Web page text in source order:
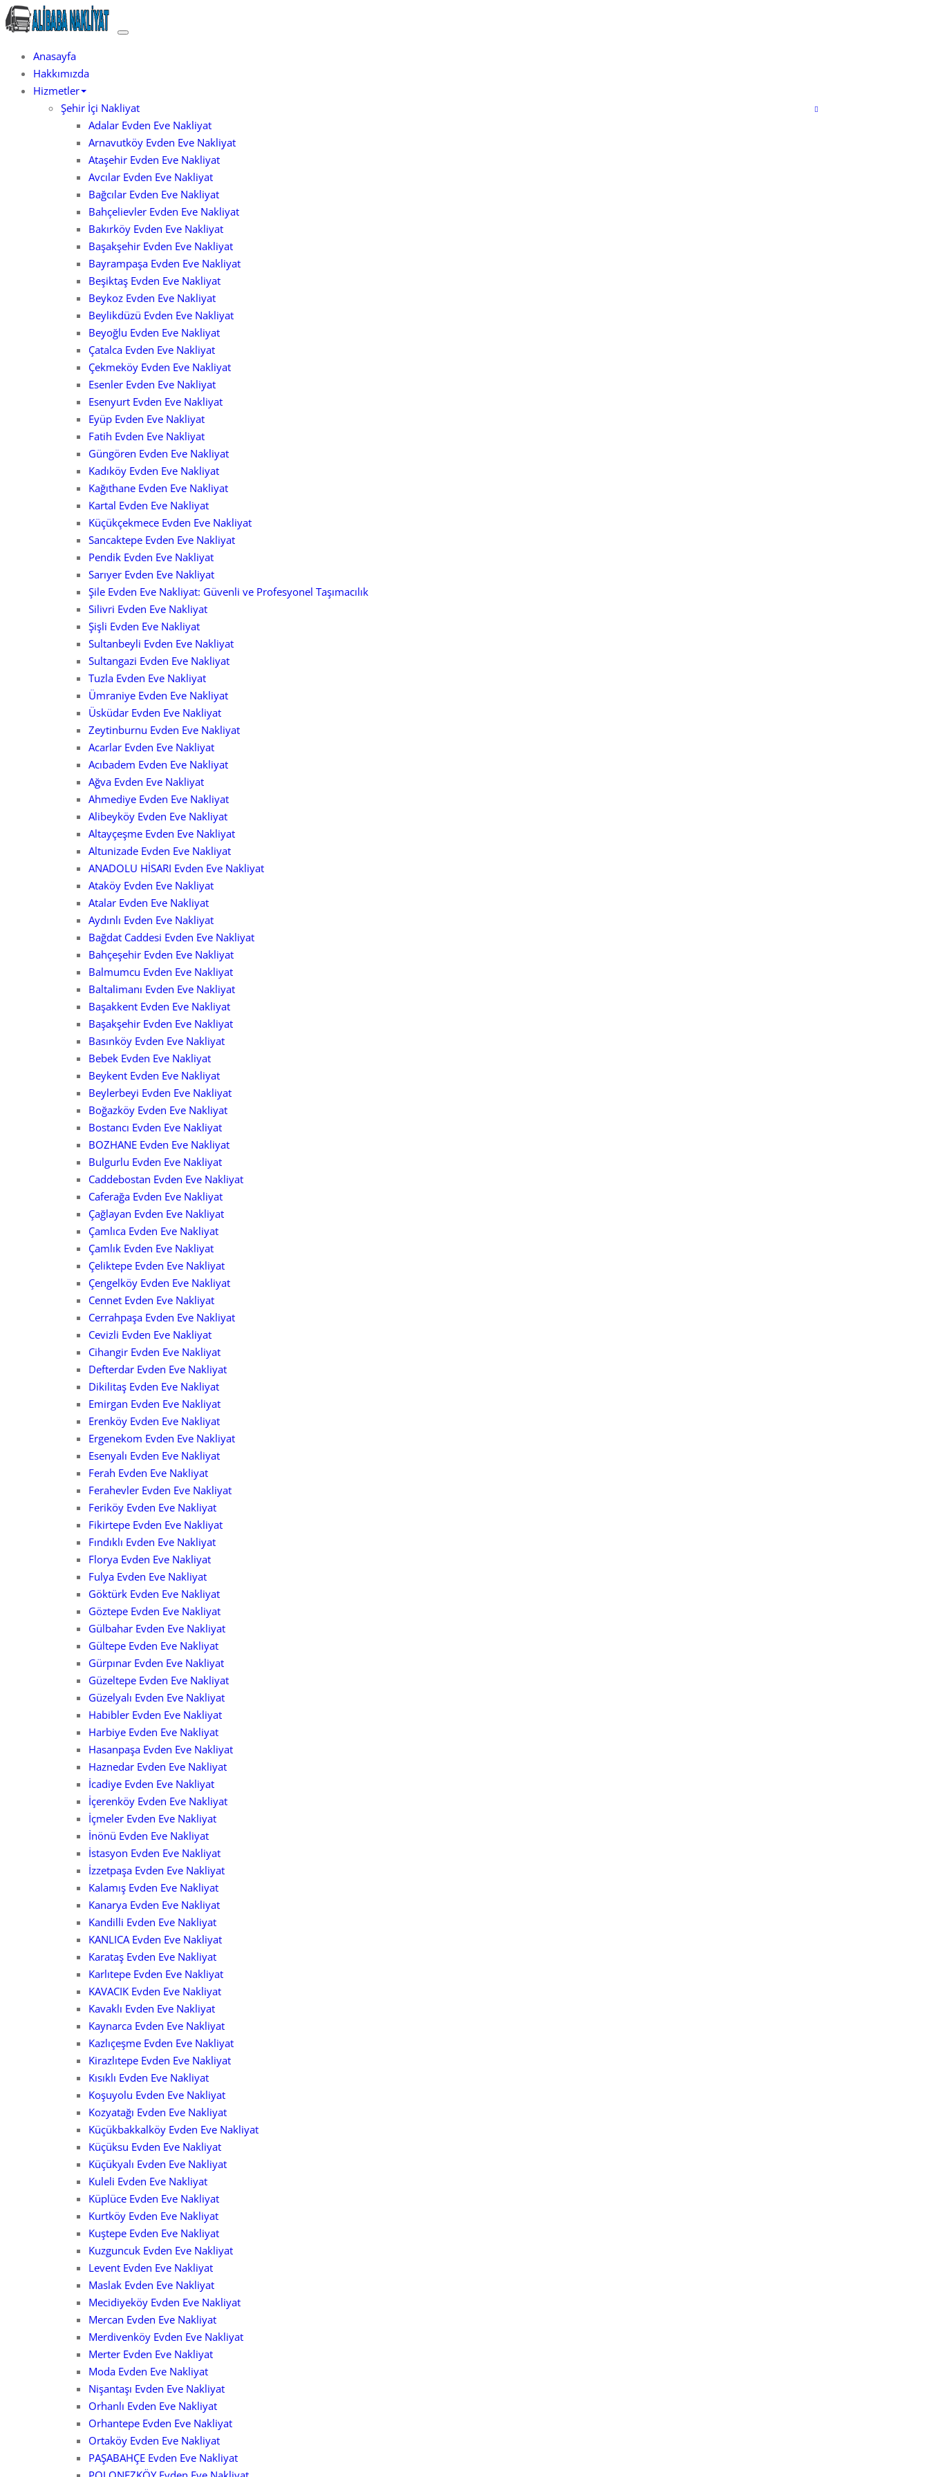
Skip
to
İstanbul Evden Eve Nakliyat
Anasayfa
Hakkımızda
Hizmetler
Şehir İçi Nakliyat
Adalar Evden Eve Nakliyat
Arnavutköy Evden Eve Nakliyat
Ataşehir Evden Eve Nakliyat
Avcılar Evden Eve Nakliyat
Bağcılar Evden Eve Nakliyat
Bahçelievler Evden Eve Nakliyat
Bakırköy Evden Eve Nakliyat
Başakşehir Evden Eve Nakliyat
Bayrampaşa Evden Eve Nakliyat
Beşiktaş Evden Eve Nakliyat
Beykoz Evden Eve Nakliyat
Beylikdüzü Evden Eve Nakliyat
Beyoğlu Evden Eve Nakliyat
Çatalca Evden Eve Nakliyat
Çekmeköy Evden Eve Nakliyat
Esenler Evden Eve Nakliyat
Esenyurt Evden Eve Nakliyat
Eyüp Evden Eve Nakliyat
Fatih Evden Eve Nakliyat
Güngören Evden Eve Nakliyat
Kadıköy Evden Eve Nakliyat
Kağıthane Evden Eve Nakliyat
Kartal Evden Eve Nakliyat
Küçükçekmece Evden Eve Nakliyat
Sancaktepe Evden Eve Nakliyat
Pendik Evden Eve Nakliyat
Sarıyer Evden Eve Nakliyat
Şile Evden Eve Nakliyat: Güvenli ve Profesyonel Taşımacılık
Silivri Evden Eve Nakliyat
Şişli Evden Eve Nakliyat
Sultanbeyli Evden Eve Nakliyat
Sultangazi Evden Eve Nakliyat
Tuzla Evden Eve Nakliyat
Ümraniye Evden Eve Nakliyat
Üsküdar Evden Eve Nakliyat
Zeytinburnu Evden Eve Nakliyat
Acarlar Evden Eve Nakliyat
Acıbadem Evden Eve Nakliyat
Ağva Evden Eve Nakliyat
Ahmediye Evden Eve Nakliyat
Alibeyköy Evden Eve Nakliyat
Altayçeşme Evden Eve Nakliyat
Altunizade Evden Eve Nakliyat
ANADOLU HİSARI Evden Eve Nakliyat
Ataköy Evden Eve Nakliyat
Atalar Evden Eve Nakliyat
Aydınlı Evden Eve Nakliyat
Bağdat Caddesi Evden Eve Nakliyat
Bahçeşehir Evden Eve Nakliyat
Balmumcu Evden Eve Nakliyat
Baltalimanı Evden Eve Nakliyat
Başakkent Evden Eve Nakliyat
Başakşehir Evden Eve Nakliyat
Basınköy Evden Eve Nakliyat
Bebek Evden Eve Nakliyat
Beykent Evden Eve Nakliyat
Beylerbeyi Evden Eve Nakliyat
Boğazköy Evden Eve Nakliyat
Bostancı Evden Eve Nakliyat
BOZHANE Evden Eve Nakliyat
Bulgurlu Evden Eve Nakliyat
Caddebostan Evden Eve Nakliyat
Caferağa Evden Eve Nakliyat
Çağlayan Evden Eve Nakliyat
Çamlıca Evden Eve Nakliyat
Çamlık Evden Eve Nakliyat
Çeliktepe Evden Eve Nakliyat
Çengelköy Evden Eve Nakliyat
Cennet Evden Eve Nakliyat
Cerrahpaşa Evden Eve Nakliyat
Cevizli Evden Eve Nakliyat
Cihangir Evden Eve Nakliyat
Defterdar Evden Eve Nakliyat
Dikilitaş Evden Eve Nakliyat
Emirgan Evden Eve Nakliyat
Erenköy Evden Eve Nakliyat
Ergenekom Evden Eve Nakliyat
Esenyalı Evden Eve Nakliyat
Ferah Evden Eve Nakliyat
Ferahevler Evden Eve Nakliyat
Feriköy Evden Eve Nakliyat
Fikirtepe Evden Eve Nakliyat
Fındıklı Evden Eve Nakliyat
Florya Evden Eve Nakliyat
Fulya Evden Eve Nakliyat
Göktürk Evden Eve Nakliyat
Göztepe Evden Eve Nakliyat
Gülbahar Evden Eve Nakliyat
Gültepe Evden Eve Nakliyat
Gürpınar Evden Eve Nakliyat
Güzeltepe Evden Eve Nakliyat
Güzelyalı Evden Eve Nakliyat
Habibler Evden Eve Nakliyat
Harbiye Evden Eve Nakliyat
Hasanpaşa Evden Eve Nakliyat
Haznedar Evden Eve Nakliyat
İcadiye Evden Eve Nakliyat
İçerenköy Evden Eve Nakliyat
İçmeler Evden Eve Nakliyat
İnönü Evden Eve Nakliyat
İstasyon Evden Eve Nakliyat
İzzetpaşa Evden Eve Nakliyat
Kalamış Evden Eve Nakliyat
Kanarya Evden Eve Nakliyat
Kandilli Evden Eve Nakliyat
KANLICA Evden Eve Nakliyat
Karataş Evden Eve Nakliyat
Karlıtepe Evden Eve Nakliyat
KAVACIK Evden Eve Nakliyat
Kavaklı Evden Eve Nakliyat
Kaynarca Evden Eve Nakliyat
Kazlıçeşme Evden Eve Nakliyat
Kirazlıtepe Evden Eve Nakliyat
Kısıklı Evden Eve Nakliyat
Koşuyolu Evden Eve Nakliyat
Kozyatağı Evden Eve Nakliyat
Küçükbakkalköy Evden Eve Nakliyat
Küçüksu Evden Eve Nakliyat
Küçükyalı Evden Eve Nakliyat
Kuleli Evden Eve Nakliyat
Küplüce Evden Eve Nakliyat
Kurtköy Evden Eve Nakliyat
Kuştepe Evden Eve Nakliyat
Kuzguncuk Evden Eve Nakliyat
Levent Evden Eve Nakliyat
Maslak Evden Eve Nakliyat
Mecidiyeköy Evden Eve Nakliyat
Mercan Evden Eve Nakliyat
Merdivenköy Evden Eve Nakliyat
Merter Evden Eve Nakliyat
Moda Evden Eve Nakliyat
Nişantaşı Evden Eve Nakliyat
Orhanlı Evden Eve Nakliyat
Orhantepe Evden Eve Nakliyat
Ortaköy Evden Eve Nakliyat
PAŞABAHÇE Evden Eve Nakliyat